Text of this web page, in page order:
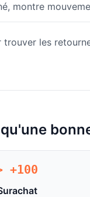
montre
trouver les
+100